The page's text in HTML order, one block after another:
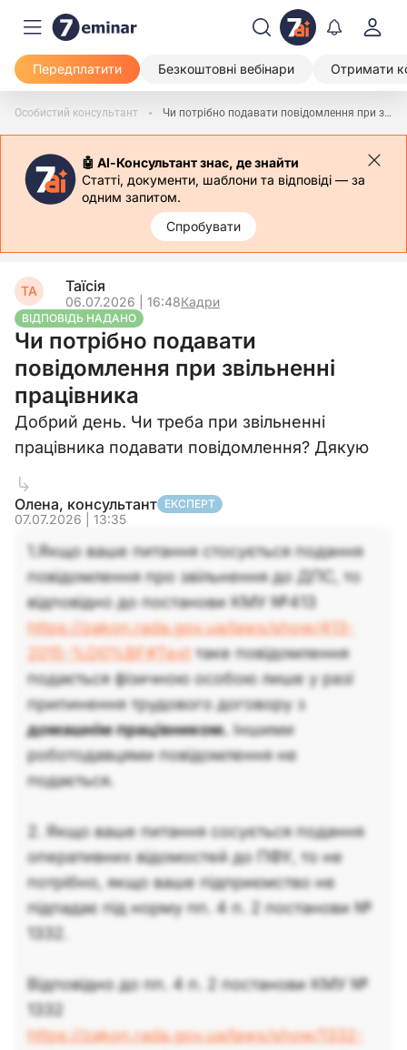
Передплатити Безкоштовні вебінари Отримати
Особистий консультант Чи потрібно подавати повідомлення при звільненні працівника
🤖 АІ-Консультант знає, де знайти
Статті, документи, шаблони та відповіді — за
одним запитом.
Спробувати
ТА Таїсія
06.07.2026 | 16:48Кадри
ВІДПОВІДЬ НАДАНО
Чи потрібно подавати
повідомлення при звільненні
працівника
Добрий день. Чи треба при звільненні
працівника подавати повідомлення? Дякую
Олена, консультант ЕКСПЕРТ
07.07.2026 | 13:35
1.Якщо ваше питання стосується подання
повідомлення про звільнення до ДПС, то
відповідно до постанови КМУ №413
https://zakon.rada.gov.ua/laws/show/413-
2015-%D0%BF#Text таке повідомлення
подається фізичною особою лише у разі
припинення трудового договору з
домашнім працівником. Іншими
роботодавцями повідомлення не
подається.
2. Якщо ваше питання сосується подання
оперативних відомостей до ПФУ, то не
потрібно, якщо ваше підприємство не
підпадає під норму пп. 4 п. 2 постанови №
1332.
Відповідно до пп. 4 п. 2 постанови КМУ №
1332
https://zakon.rada.gov.ua/laws/show/1332-